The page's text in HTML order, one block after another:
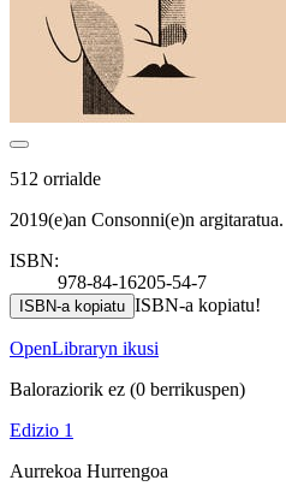
512 orrialde
2019(e)an Consonni(e)n argitaratua.
ISBN:
978-84-16205-54-7
ISBN-a kopiatu ISBN-a kopiatu!
OpenLibraryn ikusi
Baloraziorik ez (0 berrikuspen)
Edizio 1
Aurrekoa Hurrengoa